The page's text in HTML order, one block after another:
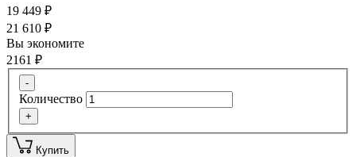
19 449 ₽
21 610 ₽
Вы экономите
2161 ₽
-
Количество
+
Купить